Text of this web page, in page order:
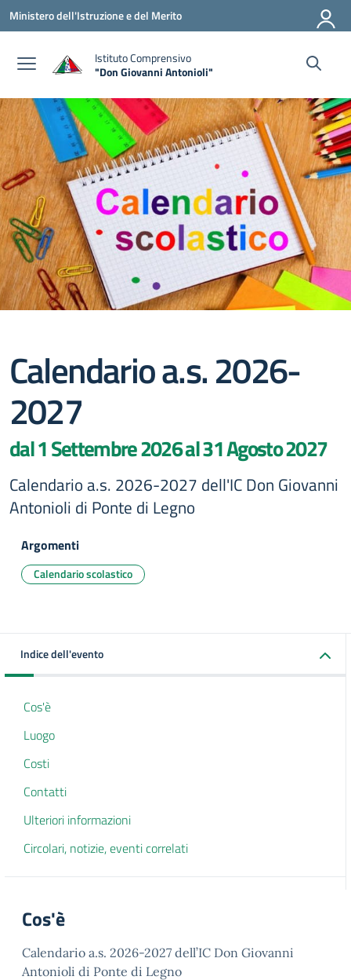
Vai ai contenuti
Vai al menu di navigazione
Vai al footer
Ministero dell'Istruzione e del Merito
Istituto Comprensivo
"Don Giovanni Antonioli"
Calendario a.s. 2026-
2027
dal 1 Settembre 2026 al 31 Agosto 2027
Calendario a.s. 2026-2027 dell'IC Don Giovanni
Antonioli di Ponte di Legno
Argomenti
Calendario scolastico
Indice dell'evento
Cos'è
Luogo
Costi
Contatti
Ulteriori informazioni
Circolari, notizie, eventi correlati
Cos'è
Calendario a.s. 2026-2027 dell’IC Don Giovanni
Antonioli di Ponte di Legno